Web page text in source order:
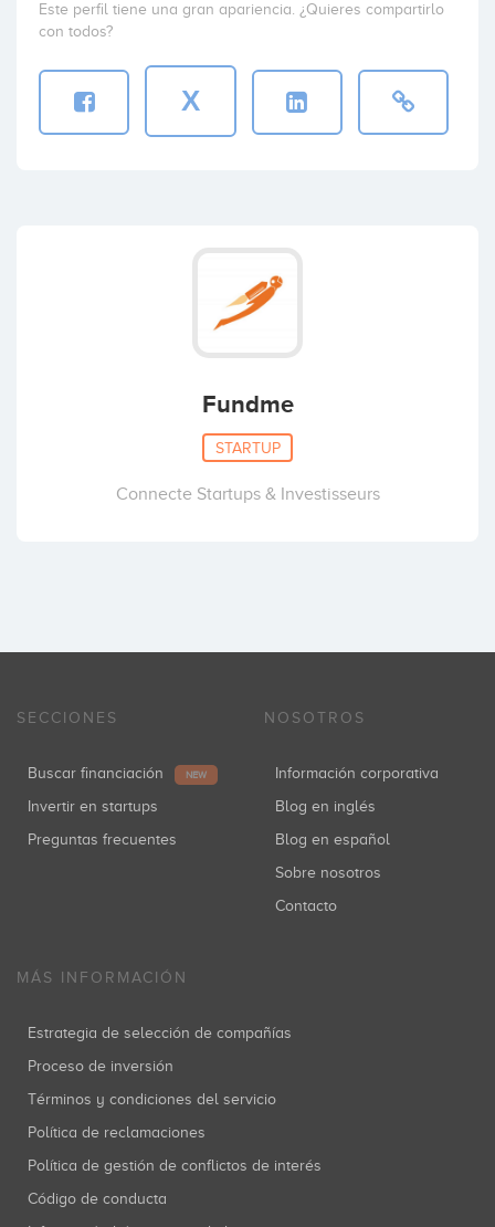
Este perfil tiene una gran apariencia. ¿Quieres compartirlo
con todos?
X
Fundme
STARTUP
Connecte Startups & Investisseurs
SECCIONES
Buscar financiación NEW
Invertir en startups
Preguntas frecuentes
NOSOTROS
Información corporativa
Blog en inglés
Blog en español
Sobre nosotros
Contacto
MÁS INFORMACIÓN
Estrategia de selección de compañías
Proceso de inversión
Términos y condiciones del servicio
Política de reclamaciones
Política de gestión de conflictos de interés
Código de conducta